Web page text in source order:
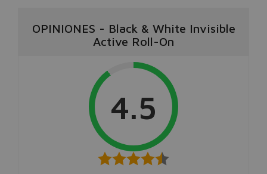
OPINIONES - Black & White Invisible
Active Roll-On
4.5